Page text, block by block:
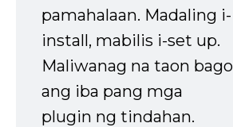
pamahalaan. Madaling i-
install, mabilis i-set up.
Maliwanag na taon bago
ang iba pang mga
plugin ng tindahan.